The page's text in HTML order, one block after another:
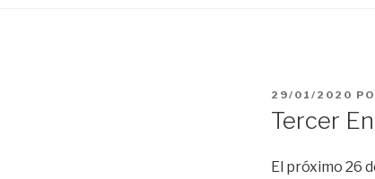
PUBLICADO
29/01/2020
Tercer
El próximo 26